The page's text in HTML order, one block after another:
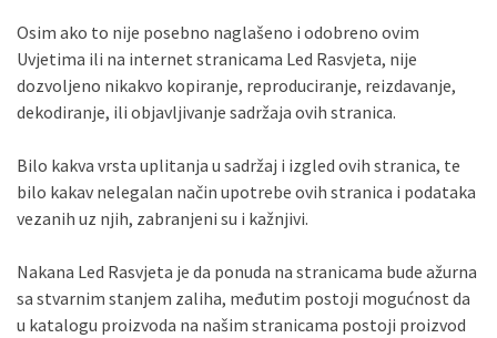
Osim ako to nije posebno naglašeno i odobreno ovim
Uvjetima ili na internet stranicama Led Rasvjeta, nije
dozvoljeno nikakvo kopiranje, reproduciranje, reizdavanje,
dekodiranje, ili objavljivanje sadržaja ovih stranica.
Bilo kakva vrsta uplitanja u sadržaj i izgled ovih stranica, te
bilo kakav nelegalan način upotrebe ovih stranica i podataka
vezanih uz njih, zabranjeni su i kažnjivi.
Nakana Led Rasvjeta je da ponuda na stranicama bude ažurna
sa stvarnim stanjem zaliha, međutim postoji mogućnost da
u katalogu proizvoda na našim stranicama postoji proizvod